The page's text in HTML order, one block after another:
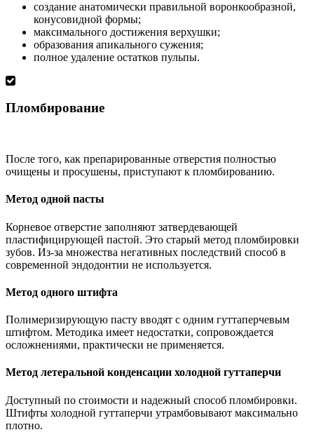
создание анатомически правильной воронкообразной,
конусовидной формы;
максимального достижения верхушки;
образования апикального сужения;
полное удаление остатков пульпы.
Пломбирование
После того, как препарированные отверстия полностью
очищены и просушены, приступают к пломбированию.
Метод одной пасты
Корневое отверстие заполняют затвердевающей
пластифицирующей пастой. Это старый метод пломбировки
зубов. Из-за множества негативных последствий способ в
современной эндодонтии не используется.
Метод одного штифта
Полимеризирующую пасту вводят с одним гуттаперчевым
штифтом. Методика имеет недостатки, сопровождается
осложнениями, практически не применяется.
Метод летеральной конденсации холодной гуттаперчи
Доступный по стоимости и надежный способ пломбировки.
Штифты холодной гуттаперчи утрамбовывают максимально
плотно.